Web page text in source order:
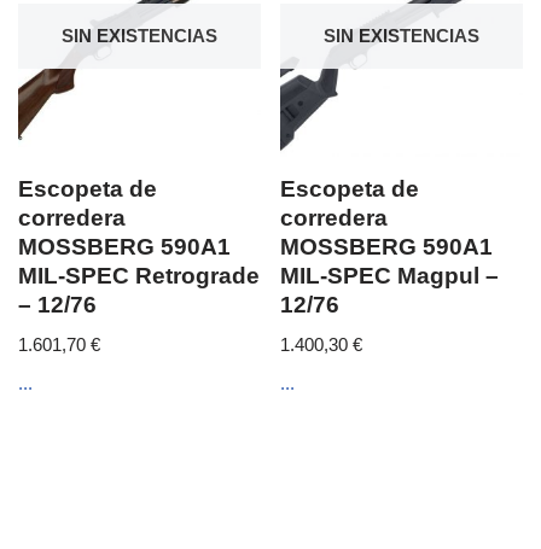
SIN EXISTENCIAS
Escopeta de
corredera
MOSSBERG 590A1
MIL-SPEC Retrograde
– 12/76
1.601,70 €
...
SIN EXISTENCIAS
Escopeta de
corredera
MOSSBERG 590A1
MIL-SPEC Magpul –
12/76
1.400,30€
...